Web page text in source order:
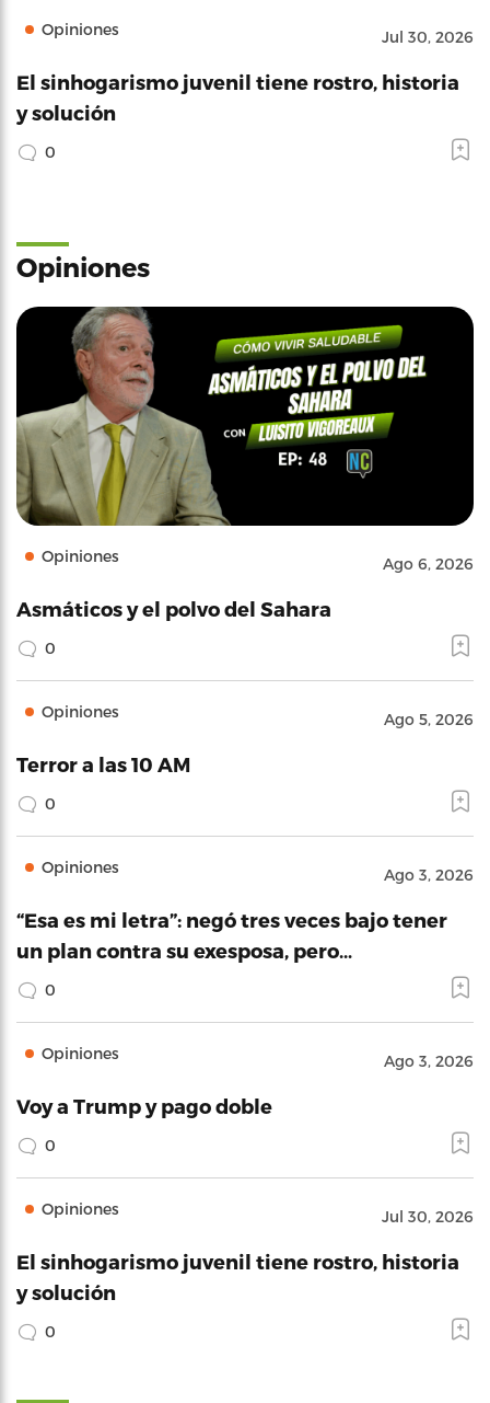
Opiniones Jul 30, 2026
El sinhogarismo juvenil tiene rostro, historia
y solución
0
Opiniones
Opiniones Ago 6, 2026
Asmáticos y el polvo del Sahara
0
Opiniones Ago 5, 2026
Terror a las 10 AM
0
Opiniones Ago 3, 2026
“Esa es mi letra”: negó tres veces bajo tener
un plan contra su exesposa, pero…
0
Opiniones Ago 3, 2026
Voy a Trump y pago doble
0
Opiniones Jul 30, 2026
El sinhogarismo juvenil tiene rostro, historia
y solución
0